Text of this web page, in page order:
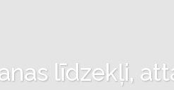
līdzekļi,